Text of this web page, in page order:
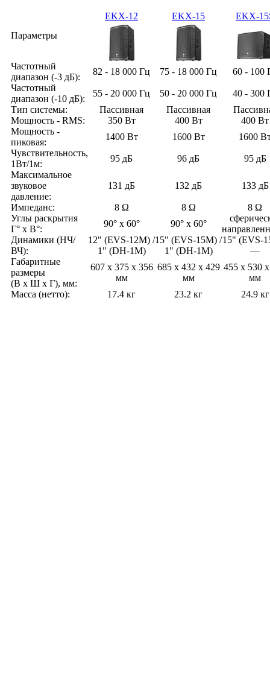
Параметры
EKX-12 EKX-15 EKX-
Частотный
диапазон (‑3 дБ):
82 - 18 000 Гц 75 - 18 000 Гц
60 - 100
Частотный
диапазон (‑10 дБ):
55 - 20 000 Гц 50 - 20 000 Гц
40 - 300
Тип системы:
Пассивная Пассивная
Мощность - RMS:
350 Вт 400 Вт
400 Вт
Мощность -
пиковая:
1400 Вт 1600 Вт
1600
Чувствительность,
1Вт/1м:
95 дБ 96 дБ
95 дБ
Максимальное
звуковое
давление:
131 дБ 132 дБ 133 дБ
Импеданс: 8 Ω 8 Ω
8 Ω
Углы раскрытия
Г° x В°:
90° x 60° 90° x 60°
Динамики (НЧ/
ВЧ):
12" (EVS‑12M) /
1" (DH‑1M)
15" (EVS‑15M) /
1" (DH‑1M)
15"
—
Габаритные
размеры
(В x Ш x Г), мм:
607 x 375 x 356
мм
685 x 432 x 429
мм
455 x 530
мм
Масса (нетто):
17.4 кг 23.2 кг 24.9 кг